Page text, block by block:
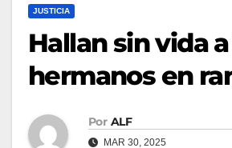
JUSTICIA
Hallan sin vida
hermanos en
Por ALF
MAR 30, 2025